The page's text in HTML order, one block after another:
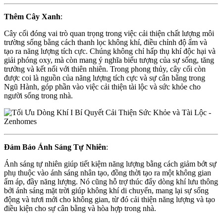
Thêm Cây Xanh:
Cây cối đóng vai trò quan trọng trong việc cải thiện chất lượng môi
trường sống bằng cách thanh lọc không khí, điều chỉnh độ ẩm và
tạo ra năng lượng tích cực. Chúng không chỉ hấp thụ khí độc hại và
giải phóng oxy, mà còn mang ý nghĩa biểu tượng của sự sống, tăng
trưởng và kết nối với thiên nhiên. Trong phong thủy, cây cối còn
được coi là nguồn của năng lượng tích cực và sự cân bằng trong
Ngũ Hành, góp phần vào việc cải thiện tài lộc và sức khỏe cho
người sống trong nhà.
Đảm Bảo Ánh Sáng Tự Nhiên:
Ánh sáng tự nhiên giúp tiết kiệm năng lượng bằng cách giảm bớt sự
phụ thuộc vào ánh sáng nhân tạo, đồng thời tạo ra một không gian
ấm áp, đầy năng lượng. Nó cũng hỗ trợ thúc đẩy dòng khí lưu thông
bởi ánh sáng mặt trời giúp không khí di chuyển, mang lại sự sống
động và tươi mới cho không gian, từ đó cải thiện năng lượng và tạo
điều kiện cho sự cân bằng và hòa hợp trong nhà.